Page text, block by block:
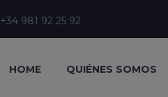
+34 981 92 25 92
HOME QUIÉNES SOMOS